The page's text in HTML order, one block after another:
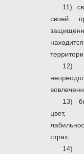
11)
своей
12)
13)
цвет,
страх;
14)